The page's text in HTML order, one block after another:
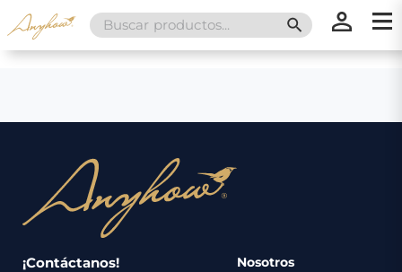
Search
for:
SEARCH
¡Contáctanos! Nosotros
Nosotros
Servicios
Catálogo
Regalos